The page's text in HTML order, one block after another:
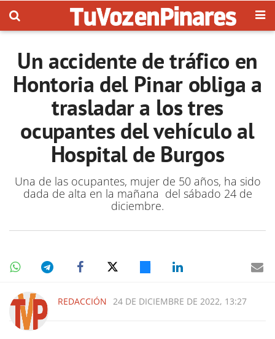
Un accidente de tráfico en
Hontoria del Pinar obliga a
trasladar a los tres
ocupantes del vehículo al
Hospital de Burgos
Una de las ocupantes, mujer de 50 años, ha sido
dada de alta en la mañana del sábado 24 de
diciembre.
REDACCIÓN 24 DE DICIEMBRE DE 2022, 13:27